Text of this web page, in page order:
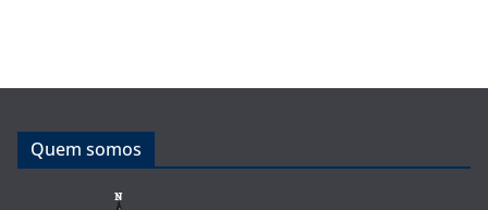
Quem somos